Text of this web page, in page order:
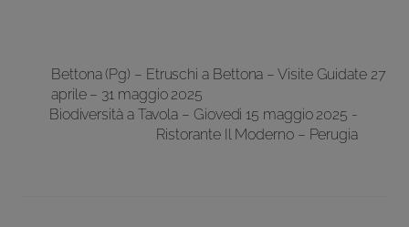
Bettona (Pg) – Etruschi a Bettona – Visite Guidate 27
aprile – 31 maggio 2025
Biodiversità a Tavola – Giovedi 15 maggio​ 2025 -​
Ristorante Il Moderno – Perugia